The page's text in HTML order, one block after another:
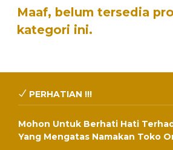
Maaf, belum tersedia
kategori ini.
PERHATIAN !!!
Mohon Untuk Berhati Hati
Yang Mengatas Namakan Toko